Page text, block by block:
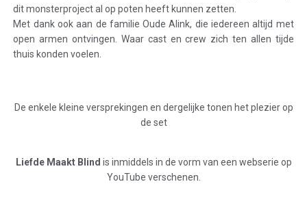
dit monsterproject al op poten heeft kunnen zetten.
Met dank ook aan de familie Oude Alink, die iedereen altijd met
open armen ontvingen. Waar cast en crew zich ten allen tijde
thuis konden voelen.
De enkele kleine versprekingen en dergelijke tonen het plezier op
de set
Liefde Maakt Blind is inmiddels in de vorm van een webserie op
YouTube verschenen.